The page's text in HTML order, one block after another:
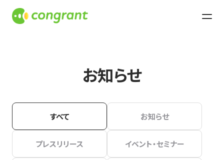
お知らせ
すべて お知らせ
プレスリリース イベント・セミナー